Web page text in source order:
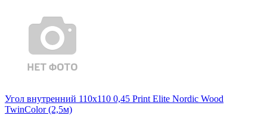
Угол внутренний 110х110 0,45 Print Elite Nordic Wood
TwinColor (2,5м)